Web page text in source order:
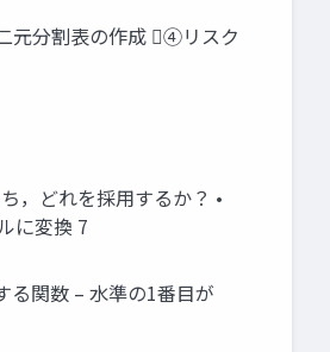
元分割表の作成 ④リスク
，どれを採用するか？ •
に変換 7
関数 – 水準の1番目が